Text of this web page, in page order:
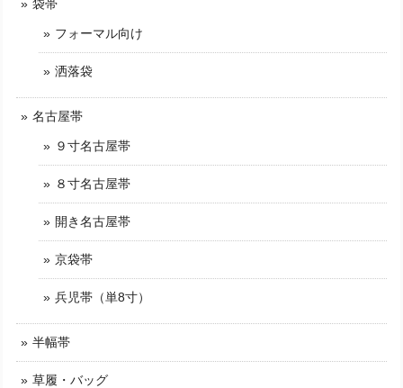
袋帯
フォーマル向け
洒落袋
名古屋帯
９寸名古屋帯
８寸名古屋帯
開き名古屋帯
京袋帯
兵児帯（単8寸）
半幅帯
草履・バッグ